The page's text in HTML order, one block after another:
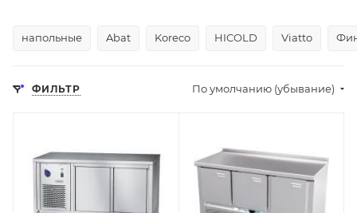
напольные Abat Koreco HICOLD Viatto
ФИЛЬТР По умолчанию (убывание)